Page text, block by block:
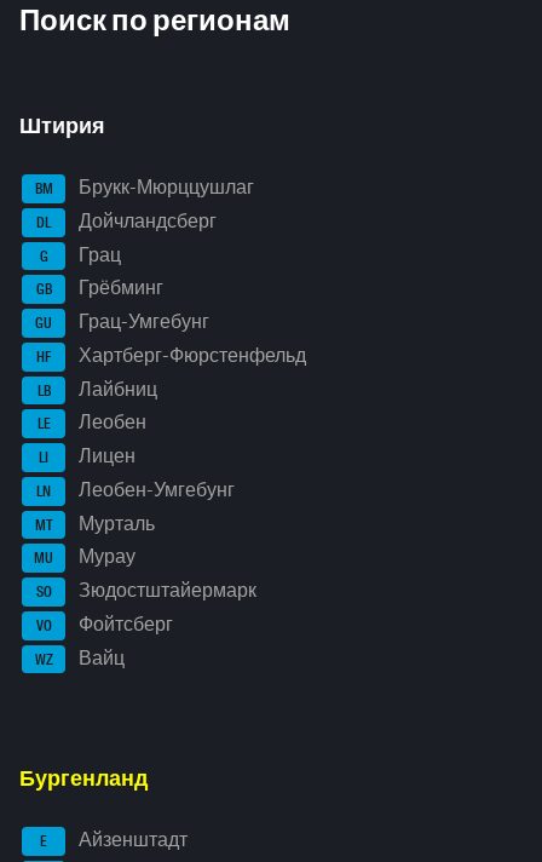
Поиск по регионам
Штирия
BM Брукк-Мюрццушлаг
DL Дойчландсберг
G Грац
GB Грёбминг
GU Грац-Умгебунг
HF Хартберг-Фюрстенфельд
LB Лайбниц
LE Леобен
LI Лицен
LN Леобен-Умгебунг
MT Мурталь
MU Мурау
SO Зюдостштайермарк
VO Фойтсберг
WZ Вайц
Бургенланд
E
Айзенштадт